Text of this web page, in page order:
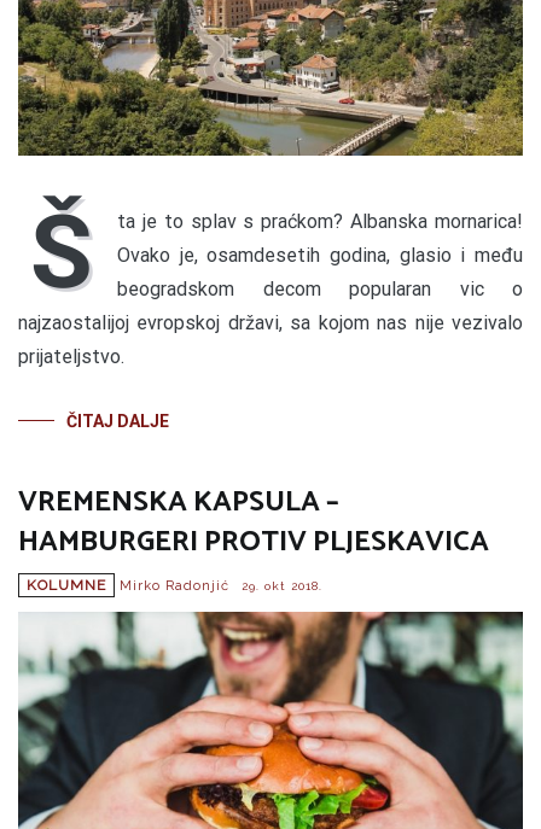
Š
ta je to splav s praćkom? Albanska mornarica!
Ovako je, osamdesetih godina, glasio i među
beogradskom decom popularan vic o
najzaostalijoj evropskoj državi, sa kojom nas nije vezivalo
prijateljstvo.
ČITAJ DALJE
VREMENSKA KAPSULA –
HAMBURGERI PROTIV PLJESKAVICA
KOLUMNE Mirko Radonjić 29. okt 2018.